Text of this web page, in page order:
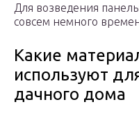
Для возведения
совсем немного
Какие
используют
дачного дома